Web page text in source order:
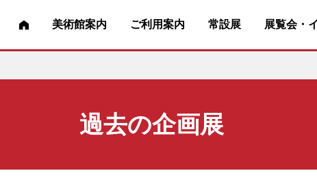
美術館案内 ご利用案内 常設展 展覧会・
過去の企画展